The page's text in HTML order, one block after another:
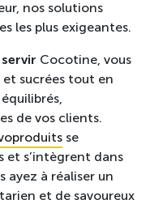
nos solutions
les plus exigeantes.
Cocotine, vous
et sucrées tout en
de vos clients.
se
et s’intègrent dans
ayez à réaliser un
et de savoureux